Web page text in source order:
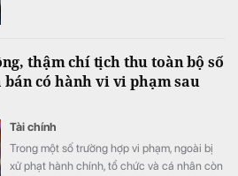
thậm chí tịch thu toàn bộ số
có hành vi vi phạm sau
Tài chính
Trong một số trường hợp vi phạm, ngoài bị
xử phạt hành chính, tổ chức và cá nhân còn